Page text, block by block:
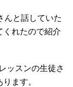
んと話していた
くれたので紹介
ッスンの生徒さ
ます。